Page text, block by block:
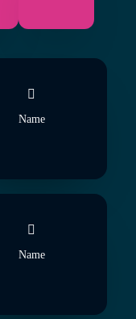
Name
Name